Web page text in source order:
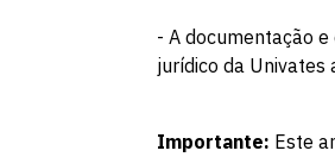
- A documentação
jurídico da Univates
Importante: Este